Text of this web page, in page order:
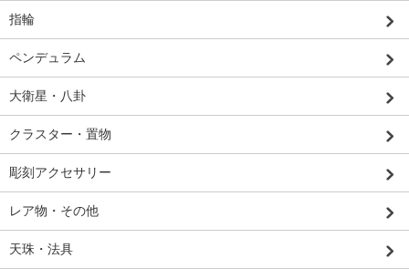
指輪
ペンデュラム
大衛星・八卦
クラスター・置物
彫刻アクセサリー
レア物・その他
天珠・法具